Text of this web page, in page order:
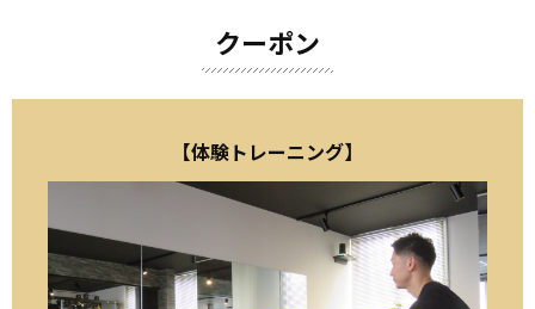
クーポン
【体験トレーニング】